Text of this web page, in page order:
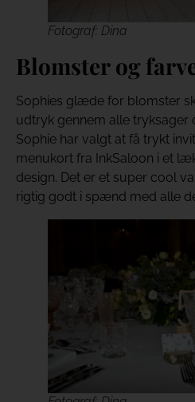
Fotograf: Dina
Blomster og
Sophies glæde for blomster
udtryk gennem alle tryksager
Sophie har valgt at få trykt
menukort fra InkSaloon i et
design. Det er et super cool
rigtig godt i spænd med alle